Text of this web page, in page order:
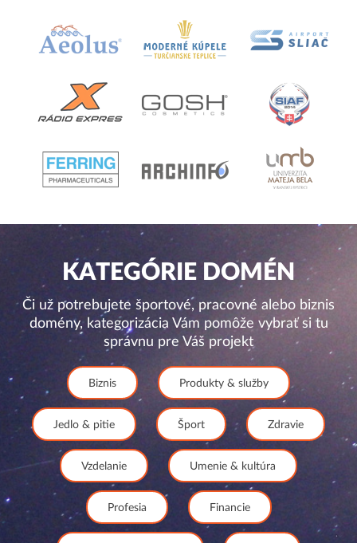
KATEGÓRIE DOMÉN
Či už potrebujete športové, pracovné alebo biznis
domény, kategorizácia Vám pomôže vybrať si tu
správnu pre Váš projekt
Biznis Produkty & služby
Jedlo & pitie Šport Zdravie
Vzdelanie Umenie & kultúra
Profesia Financie